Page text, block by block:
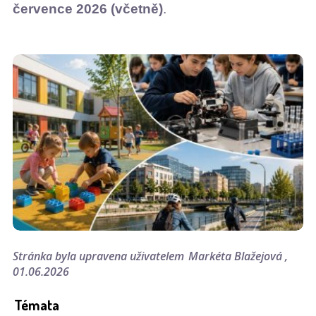
července 2026 (včetně).
Stránka byla upravena uživatelem Markéta Blažejová
01.06.2026
Témata